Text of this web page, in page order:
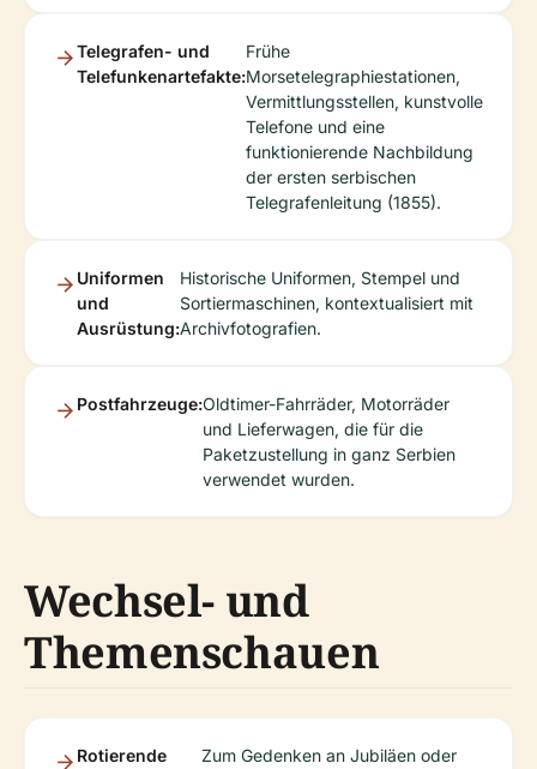
Telegrafen- und
Telefunkenartefakte:
Frühe
Morsetelegraphiestationen,
Vermittlungsstellen, kunstvolle
Telefone und eine
funktionierende Nachbildung
der ersten serbischen
Telegrafenleitung (1855).
Uniformen
und
Ausrüstung:
Historische Uniformen, Stempel und
Sortiermaschinen, kontextualisiert mit
Archivfotografien.
Postfahrzeuge:Oldtimer-Fahrräder, Motorräder
und Lieferwagen, die für die
Paketzustellung in ganz Serbien
verwendet wurden.
Wechsel- und
Themenschauen
Rotierende
Zum Gedenken an Jubiläen oder